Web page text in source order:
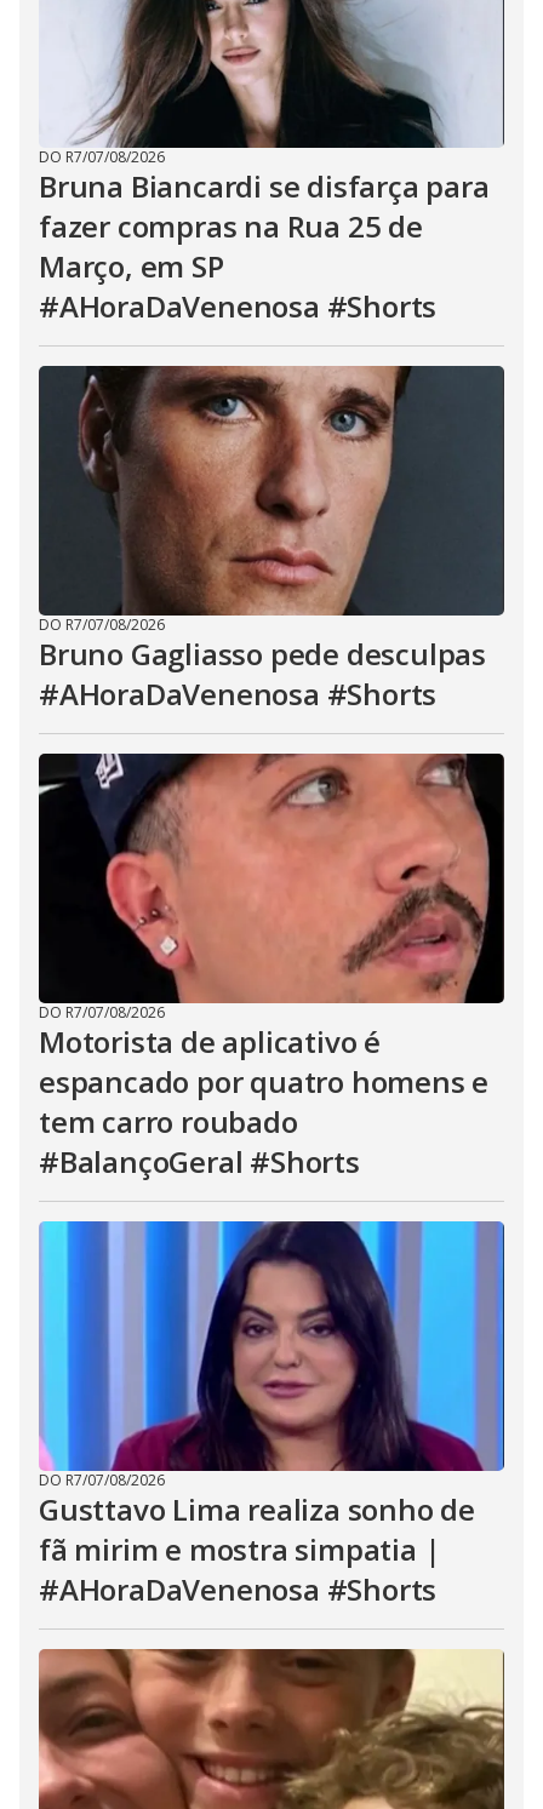
DO R7/07/08/2026
Bruna Biancardi se disfarça para
fazer compras na Rua 25 de
Março, em SP
#AHoraDaVenenosa #Shorts
DO R7/07/08/2026
Bruno Gagliasso pede desculpas
#AHoraDaVenenosa #Shorts
DO R7/07/08/2026
Motorista de aplicativo é
espancado por quatro homens e
tem carro roubado
#BalançoGeral #Shorts
DO R7/07/08/2026
Gusttavo Lima realiza sonho de
fã mirim e mostra simpatia |
#AHoraDaVenenosa #Shorts